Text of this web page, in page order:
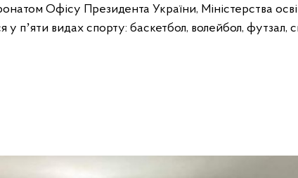
Офісу Президента України, Міністерства
у пʼяти видах спорту: баскетбол, волейбол, футзал,